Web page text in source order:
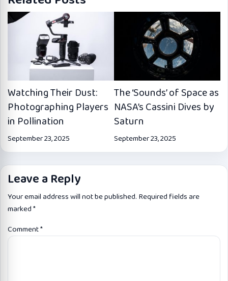
Watching Their Dust:
Photographing Players
in Pollination
September 23, 2025
The ‘Sounds’ of Space as
NASA’s Cassini Dives by
Saturn
September 23, 2025
Leave a Reply
Your email address will not be published. Required fields are
marked*
Comment*